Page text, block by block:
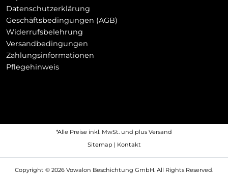
Datenschutzerklärung
Geschäftsbedingungen (AGB)
Widerrufsbelehrung
Versandbedingungen
Zahlungsinformationen
Pflegehinweis
*Alle Preise inkl. MwSt. und plus Versand
Sitemap | Kontakt
Copyright © 2026 Vowalon Beschichtung GmbH. All Rights Reserved.